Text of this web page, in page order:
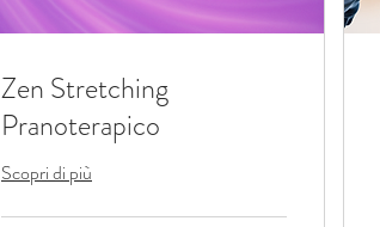
Zen Stretching
Pranoterapico
Scopri di più